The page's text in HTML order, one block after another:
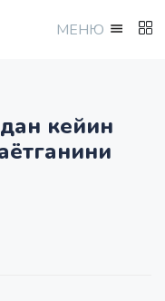
МEНЮ
кейин